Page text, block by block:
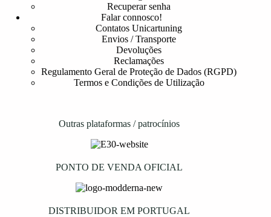
Recuperar senha
Falar connosco!
Contatos Unicartuning
Envios / Transporte
Devoluções
Reclamações
Regulamento Geral de Proteção de Dados (RGPD)
Termos e Condições de Utilização
Outras plataformas / patrocínios
PONTO DE VENDA OFICIAL
DISTRIBUIDOR EM PORTUGAL